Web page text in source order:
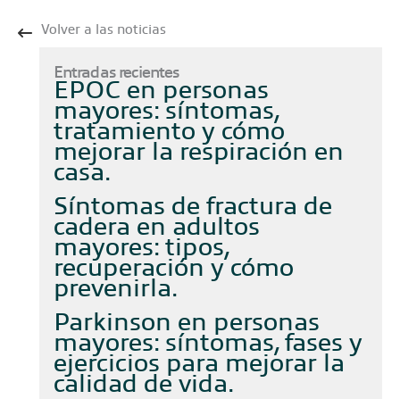
Volver a las noticias
Entradas recientes
EPOC en personas
mayores: síntomas,
tratamiento y cómo
mejorar la respiración en
casa
Síntomas de fractura de
cadera en adultos
mayores: tipos,
recuperación y cómo
prevenirla
Parkinson en personas
mayores: síntomas, fases y
ejercicios para mejorar la
calidad de vida